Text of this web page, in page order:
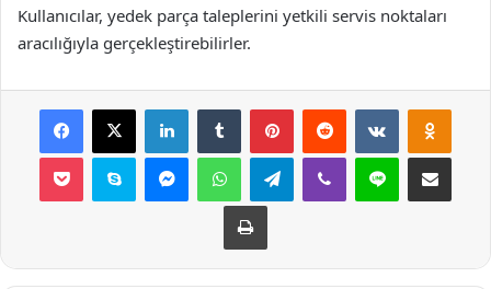
Kullanıcılar, yedek parça taleplerini yetkili servis noktaları
aracılığıyla gerçekleştirebilirler.
Facebook
X LinkedInTumblr PinterestReddit VKontakte
Pocket Skype MessengerWhatsAppTelegramViber Line E-Posta ile
Yazdır